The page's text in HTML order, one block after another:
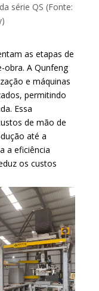
série QS (Fonte:
as etapas de
obra. A Qunfeng
e máquinas
permitindo
Essa
de mão de
até a
a eficiência
os custos